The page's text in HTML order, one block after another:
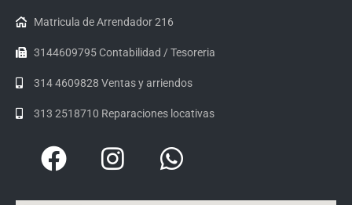
Matricula de Arrendador 216
3144609795 Contabilidad / Tesoreria
314 4609828 Ventas y arriendos
313 2518710 Reparaciones locativas